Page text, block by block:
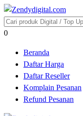
0
Beranda
Daftar Harga
Daftar Reseller
Komplain Pesanan
Refund Pesanan